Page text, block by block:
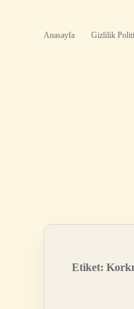
Anasayfa Gizlilik
Etiket: